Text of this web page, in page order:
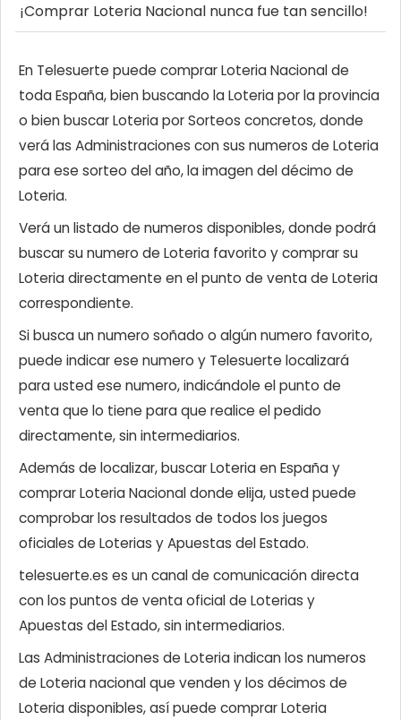
¡Comprar Loteria Nacional nunca fue tan sencillo!
En Telesuerte puede comprar Loteria Nacional de
toda España, bien buscando la Loteria por la provincia
o bien buscar Loteria por Sorteos concretos, donde
verá las Administraciones con sus numeros de Loteria
para ese sorteo del año, la imagen del décimo de
Loteria.
Verá un listado de numeros disponibles, donde podrá
buscar su numero de Loteria favorito y comprar su
Loteria directamente en el punto de venta de Loteria
correspondiente.
Si busca un numero soñado o algún numero favorito,
puede indicar ese numero y Telesuerte localizará
para usted ese numero, indicándole el punto de
venta que lo tiene para que realice el pedido
directamente, sin intermediarios.
Además de localizar, buscar Loteria en España y
comprar Loteria Nacional donde elija, usted puede
comprobar los resultados de todos los juegos
oficiales de Loterias y Apuestas del Estado.
telesuerte.es es un canal de comunicación directa
con los puntos de venta oficial de Loterias y
Apuestas del Estado, sin intermediarios.
Las Administraciones de Loteria indican los numeros
de Loteria nacional que venden y los décimos de
Loteria disponibles, así puede comprar Loteria